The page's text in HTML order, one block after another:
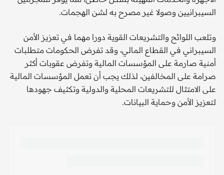
السيبرانيين وصولا غير مصرح به لشن الهجمات.
وتلعب اللوائح والتشريعات القوية دورا مهما في تعزيز الأمن
السيبراني في القطاع المالي، وقد تفرض الحكومات متطلبات
أمنية صارمة على المؤسسات المالية وتفرض عقوبات أكثر
صرامة على المخالفين، لذلك يجب أن تعمل المؤسسات المالية
على الامتثال للتشريعات المحلية والدولية وتكثيف جهودها
لتعزيز الأمن وحماية البيانات.